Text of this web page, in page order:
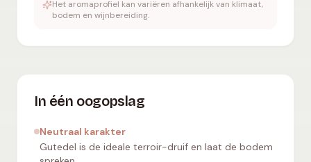
Het aromaprofiel kan variëren afhankelijk van klimaat,
bodem en wijnbereiding.
In één oogopslag
Neutraal karakter
Gutedel is de ideale terroir-druif en laat de bodem